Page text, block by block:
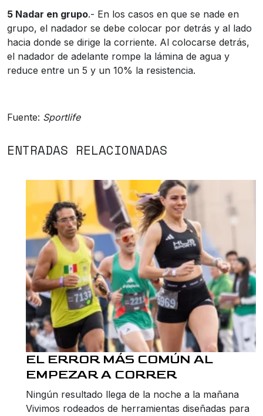
5 Nadar en grupo.- En los casos en que se nade en
grupo, el nadador se debe colocar por detrás y al lado
hacia donde se dirige la corriente. Al colocarse detrás,
el nadador de adelante rompe la lámina de agua y
reduce entre un 5 y un 10% la resistencia.
Fuente: Sportlife
ENTRADAS RELACIONADAS
EL ERROR MÁS COMÚN AL
EMPEZAR A CORRER
Ningún resultado llega de la noche a la mañana
Vivimos rodeados de herramientas diseñadas para